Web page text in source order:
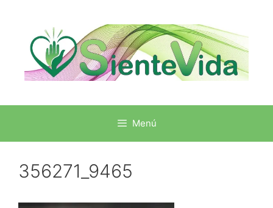
Menú
356271_9465